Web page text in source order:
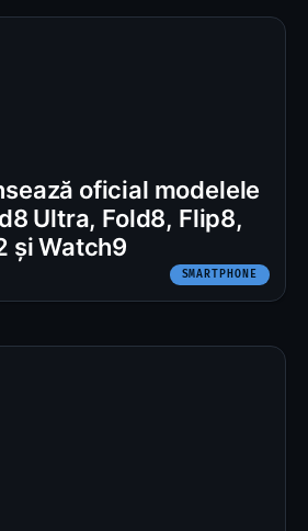
oficial modelele
Ultra, Fold8, Flip8,
și Watch9
SMARTPHONE